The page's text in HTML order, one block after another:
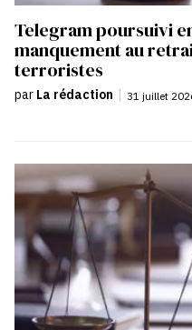
Telegram poursuivi
manquement au
terroristes
par La rédaction | 31 juillet